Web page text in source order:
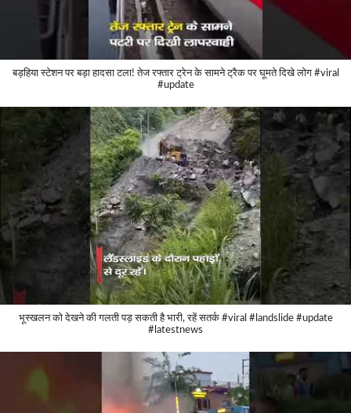
बड़हिया स्टेशन पर बड़ा हादसा टला! तेज रफ्तार ट्रेन के सामने ट्रैक पर घूमते दिखे लोग #viral
#update
भूस्खलन को देखने की गलती पड़ सकती है भारी, रहें सतर्क #viral #landslide #update
#latestnews